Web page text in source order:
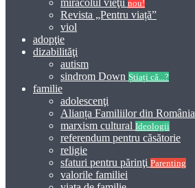
miracolul vieţii nou!
Revista „Pentru viață”
viol
adopţie
dizabilităţi
autism
sindrom Down Știați că...?
familie
adolescenţi
Alianța Familiilor din România
marxism cultural Ideologii
referendum pentru căsătorie
religie
sfaturi pentru părinţi Parenting
valorile familiei